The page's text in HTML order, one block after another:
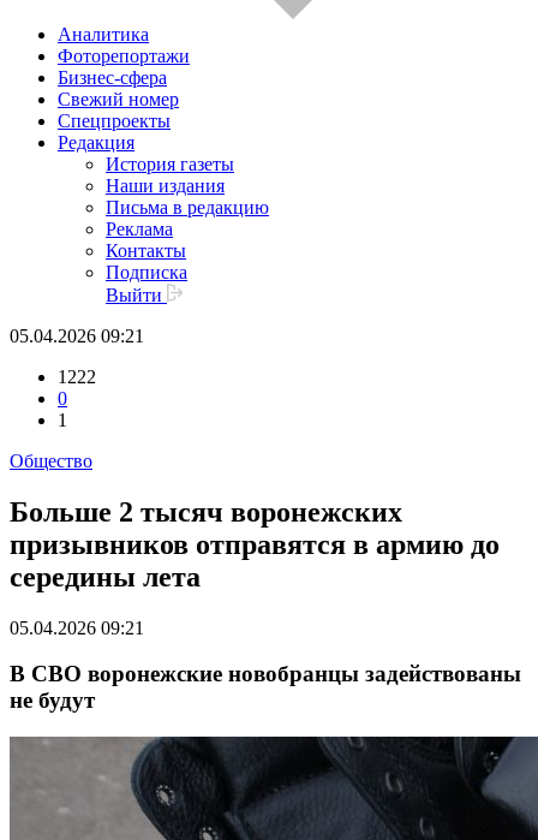
Аналитика
Фоторепортажи
Бизнес-сфера
Свежий номер
Спецпроекты
Редакция
История газеты
Наши издания
Письма в редакцию
Реклама
Контакты
Подписка
Выйти
05.04.2026 09:21
1222
0
1
Общество
Больше 2 тысяч воронежских
призывников отправятся в армию до
середины лета
05.04.2026 09:21
В СВО воронежские новобранцы задействованы
не будут